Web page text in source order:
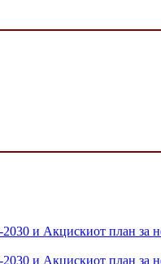
и Акцискиот план за
и Акцискиот план за